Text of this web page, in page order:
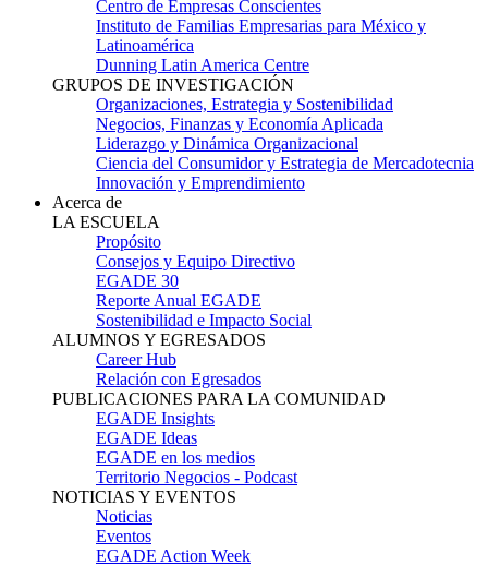
Centro de Empresas Conscientes
Instituto de Familias Empresarias para México y
Latinoamérica
Dunning Latin America Centre
GRUPOS DE INVESTIGACIÓN
Organizaciones, Estrategia y Sostenibilidad
Negocios, Finanzas y Economía Aplicada
Liderazgo y Dinámica Organizacional
Ciencia del Consumidor y Estrategia de Mercadotecnia
Innovación y Emprendimiento
Acerca de
LA ESCUELA
Propósito
Consejos y Equipo Directivo
EGADE 30
Reporte Anual EGADE
Sostenibilidad e Impacto Social
ALUMNOS Y EGRESADOS
Career Hub
Relación con Egresados
PUBLICACIONES PARA LA COMUNIDAD
EGADE Insights
EGADE Ideas
EGADE en los medios
Territorio Negocios - Podcast
NOTICIAS Y EVENTOS
Noticias
Eventos
EGADE Action Week